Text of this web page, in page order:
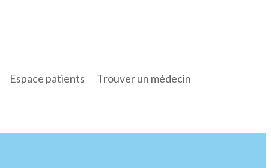
Espace patients Trouver un médecin